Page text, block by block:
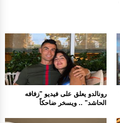
رونالدو يعلق على فيديو "زفافه
الحاشد" .. ويسخر ضاحكاً